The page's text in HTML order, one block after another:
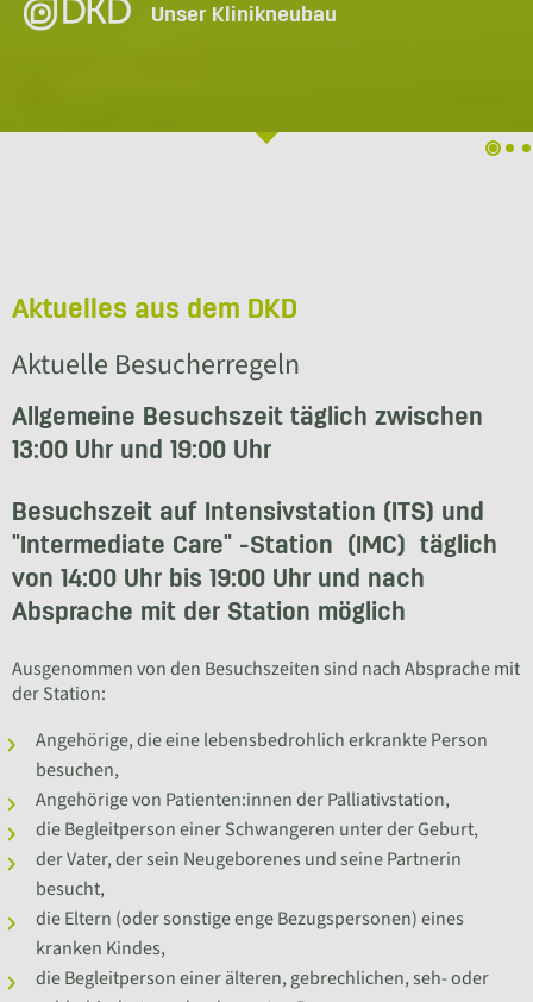
Unser Klinikneubau
Aktuelles aus dem DKD
Aktuelle Besucherregeln
Allgemeine Besuchszeit täglich zwischen
13:00 Uhr und 19:00 Uhr
Besuchszeit auf Intensivstation (ITS) und
"Intermediate Care" -Station (IMC) täglich
von 14:00 Uhr bis 19:00 Uhr und nach
Absprache mit der Station möglich
Ausgenommen von den Besuchszeiten sind nach Absprache mit
der Station:
Angehörige, die eine lebensbedrohlich erkrankte Person
besuchen,
Angehörige von Patienten:innen der Palliativstation,
die Begleitperson einer Schwangeren unter der Geburt,
der Vater, der sein Neugeborenes und seine Partnerin
besucht,
die Eltern (oder sonstige enge Bezugspersonen) eines
kranken Kindes,
die Begleitperson einer älteren, gebrechlichen, seh- oder